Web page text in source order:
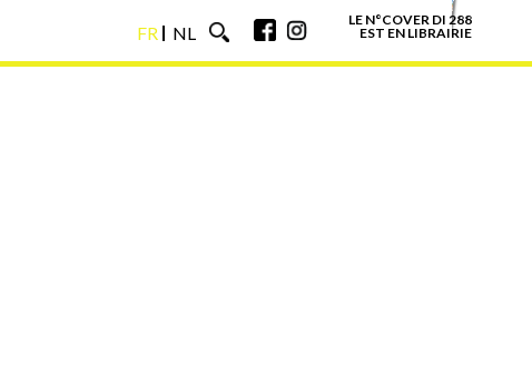
FR
NL
LE N°COVER DI 288
EST EN LIBRAIRIE